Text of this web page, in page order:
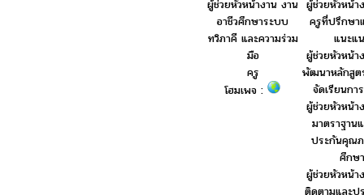
ผู้ช่วยหัวหน้างาน งาน
อาชีวศึกษาระบบ
ทวิภาคี และความร่วม
มือ
ครู
โฮมเพจ :
ผู้ช่วยหัวหน้า
ครูที่ปรึกษา
แนะแ
ผู้ช่วยหัวหน้า
พัฒนาหลักสูต
จัดเรียนกา
ผู้ช่วยหัวหน้า
มาตราฐาน
ประกันคุณ
ศึกษา
ผู้ช่วยหัวหน้า
ติดตามและป